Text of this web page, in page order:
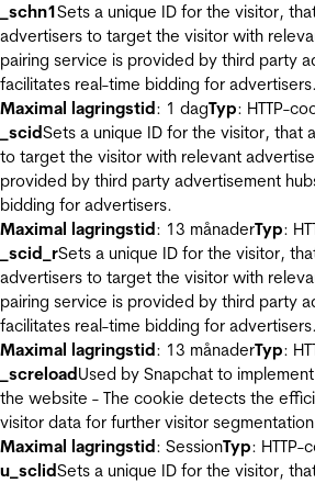
_schn1Sets a unique ID for the visitor,
advertisers to target the visitor with
pairing service is provided by third party
facilitates real-time bidding for advertisers.
Maximal lagringstid: 1 dagTyp: HTTP-
_scidSets a unique ID for the visitor, that
to target the visitor with relevant
provided by third party advertisement
bidding for advertisers.
Maximal lagringstid: 13 månaderTyp:
_scid_rSets a unique ID for the visitor,
advertisers to target the visitor with
pairing service is provided by third party
facilitates real-time bidding for advertisers.
Maximal lagringstid: 13 månaderTyp:
_screloadUsed by Snapchat to
the website - The cookie detects the
visitor data for further visitor
Maximal lagringstid: SessionTyp: HTTP-
u_sclidSets a unique ID for the visitor,